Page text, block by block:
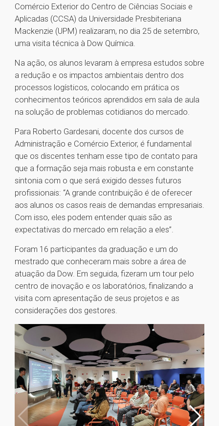
Comércio Exterior do Centro de Ciências Sociais e
Aplicadas (CCSA) da Universidade Presbiteriana
Mackenzie (UPM) realizaram, no dia 25 de setembro,
uma visita técnica à Dow Química.
Na ação, os alunos levaram à empresa estudos sobre
a redução e os impactos ambientais dentro dos
processos logísticos, colocando em prática os
conhecimentos teóricos aprendidos em sala de aula
na solução de problemas cotidianos do mercado.
Para Roberto Gardesani, docente dos cursos de
Administração e Comércio Exterior, é fundamental
que os discentes tenham esse tipo de contato para
que a formação seja mais robusta e em constante
sintonia com o que será exigido desses futuros
profissionais: “A grande contribuição é de oferecer
aos alunos os casos reais de demandas empresariais.
Com isso, eles podem entender quais são as
expectativas do mercado em relação a eles”.
Foram 16 participantes da graduação e um do
mestrado que conheceram mais sobre a área de
atuação da Dow. Em seguida, fizeram um tour pelo
centro de inovação e os laboratórios, finalizando a
visita com apresentação de seus projetos e as
considerações dos gestores.